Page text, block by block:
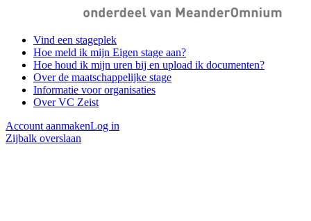
Vind een stageplek
Hoe meld ik mijn Eigen stage aan?
Hoe houd ik mijn uren bij en upload ik documenten?
Over de maatschappelijke stage
Informatie voor organisaties
Over VC Zeist
Account aanmakenLog in
Zijbalk overslaan